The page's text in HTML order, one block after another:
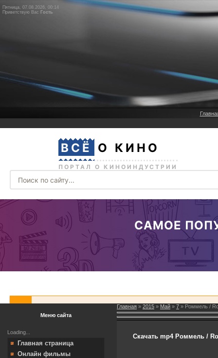
Пятница, 07.08.2026, 00:14
Приветствую Вас Гость
Меню сайта
Loading...
Главная страница
Онлайн фильмы
Главная » 2015 » Май » 7 » Роммель /
Скачать mp4 Роммель /